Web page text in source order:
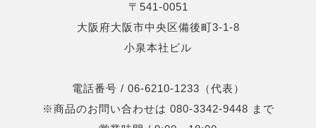
〒541-0051
大阪府大阪市中央区備後町3-1-8
小泉本社ビル
電話番号 / 06-6210-1233（代表）
※商品のお問い合わせは 080-3342-9448 まで